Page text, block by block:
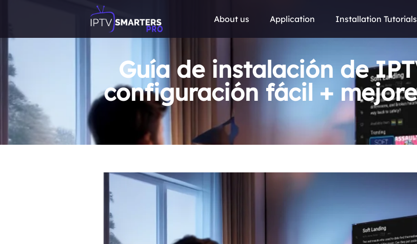
About us Application Installation Tutorials
Guía de instalación de
configuración fácil +